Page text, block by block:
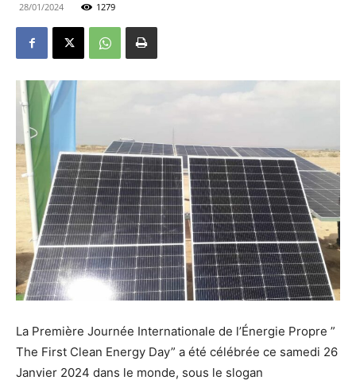
28/01/2024 1279
La Première Journée Internationale de l’Énergie Propre ”
The First Clean Energy Day” a été célébrée ce samedi 26
Janvier 2024 dans le monde, sous le slogan